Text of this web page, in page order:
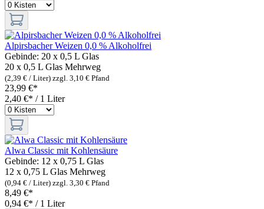
Alpirsbacher Weizen 0,0 % Alkoholfrei
Gebinde: 20 x 0,5 L Glas
20 x 0,5 L Glas Mehrweg
(2,39 € / Liter) zzgl. 3,10 € Pfand
23,99 €*
2,40 €* / 1 Liter
Alwa Classic mit Kohlensäure
Gebinde: 12 x 0,75 L Glas
12 x 0,75 L Glas Mehrweg
(0,94 € / Liter) zzgl. 3,30 € Pfand
8,49 €*
0,94 €* / 1 Liter